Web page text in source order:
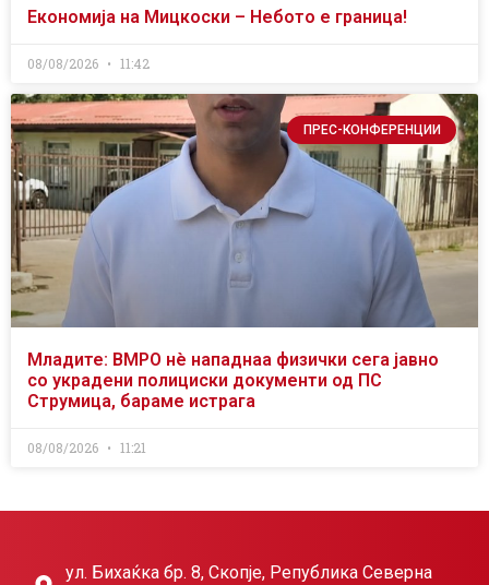
Економија на Мицкоски – Небото е граница!
08/08/2026 11:42
ПРЕС-КОНФЕРЕНЦИИ
Младите: ВМРО нè нападнаа физички сега јавно
со украдени полициски документи од ПС
Струмица, бараме истрага
08/08/2026 11:21
ул. Бихаќка бр. 8, Скопје, Република Северна